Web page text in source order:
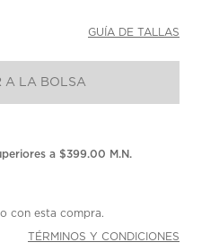
GUÍA DE TALLAS
A LA BOLSA
a $399.00 M.N.
con esta compra.
TÉRMINOS Y CONDICIONES